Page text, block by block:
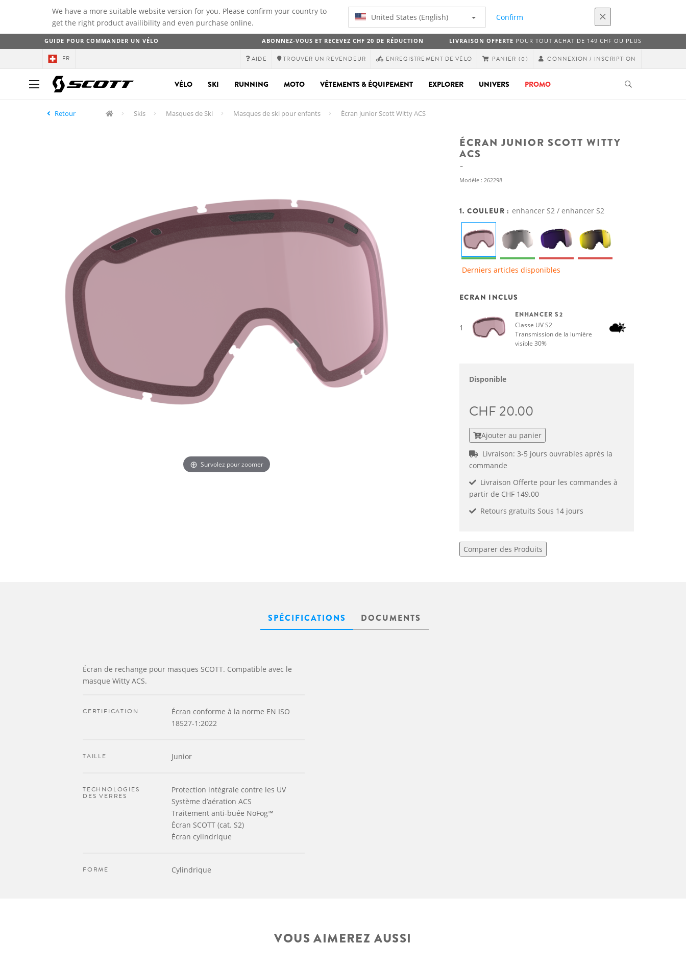
We have a more suitable website version for you. Please confirm your country to
get the right product availibility and even purchase online.
United States (English) Confirm
GUIDE POUR COMMANDER UN VÉLO ABONNEZ-VOUS ET RECEVEZ CHF 20 DE RÉDUCTION LIVRAISON OFFERTE POUR TOUT ACHAT DE 149 CHF OU PLUS
FR AIDE TROUVER UN REVENDEUR ENREGISTREMENT DE VÉLO PANIER (0) CONNEXION / INSCRIPTION
VÉLO SKI RUNNING MOTO VÊTEMENTS & ÉQUIPEMENT EXPLORER UNIVERS PROMO
Retour Skis Masques de Ski Masques de ski pour enfants Écran junior Scott Witty ACS
ÉCRAN JUNIOR SCOTT WITTY
ACS
Modèle : 262298
Survolez pour zoomer
1. COULEUR : enhancer S2 / enhancer S2
Derniers articles disponibles
ECRAN INCLUS
1
ENHANCER S2
Classe UV S2
Transmission de la lumière
visible 30%
Disponible
CHF 20.00
Ajouter au panier
Livraison: 3-5 jours ouvrables après la
commande
Livraison Offerte pour les commandes à
partir de CHF 149.00
Retours gratuits Sous 14 jours
Comparer des Produits
SPÉCIFICATIONS DOCUMENTS
Écran de rechange pour masques SCOTT. Compatible avec le
masque Witty ACS.
CERTIFICATION
Écran conforme à la norme EN ISO
18527-1:2022
TAILLE Junior
TECHNOLOGIES
DES VERRES
Protection intégrale contre les UV
Système d’aération ACS
Traitement anti-buée NoFog™
Écran SCOTT (cat. S2)
Écran cylindrique
FORME Cylindrique
VOUS AIMEREZ AUSSI